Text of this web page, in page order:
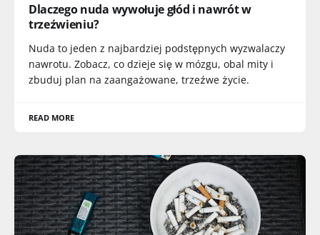
Dlaczego nuda wywołuje głód i nawrót w
trzeźwieniu?
Nuda to jeden z najbardziej podstępnych wyzwalaczy
nawrotu. Zobacz, co dzieje się w mózgu, obal mity i
zbuduj plan na zaangażowane, trzeźwe życie.
READ MORE